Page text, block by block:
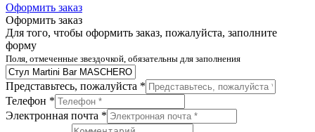
Оформить заказ
Оформить заказ
Для того, чтобы оформить заказ, пожалуйста, заполните
форму
Поля, отмеченные звездочкой, обязательны для заполнения
Представьтесь, пожалуйста *
Телефон *
Электронная почта *